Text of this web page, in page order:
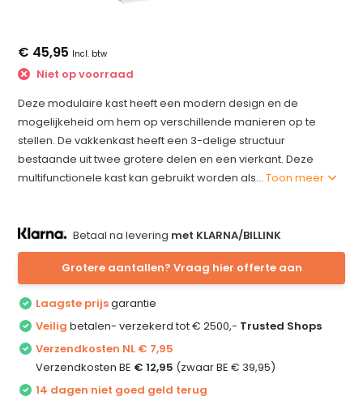
€ 45,95 Incl. btw
Niet op voorraad
Deze modulaire kast heeft een modern design en de
mogelijkeheid om hem op verschillende manieren op te
stellen. De vakkenkast heeft een 3-delige structuur
bestaande uit twee grotere delen en een vierkant. Deze
multifunctionele kast kan gebruikt worden als...Toon meer
Betaal na levering met KLARNA/BILLINK
Grotere aantallen? Vraag hier offerte aan
Laagste prijsgarantie
Veilig betalen- verzekerd tot € 2500,- Trusted Shops
Verzendkosten NL € 7,95
Verzendkosten BE € 12,95 (zwaar BE € 39,95)
14 dagen niet goed geld terug